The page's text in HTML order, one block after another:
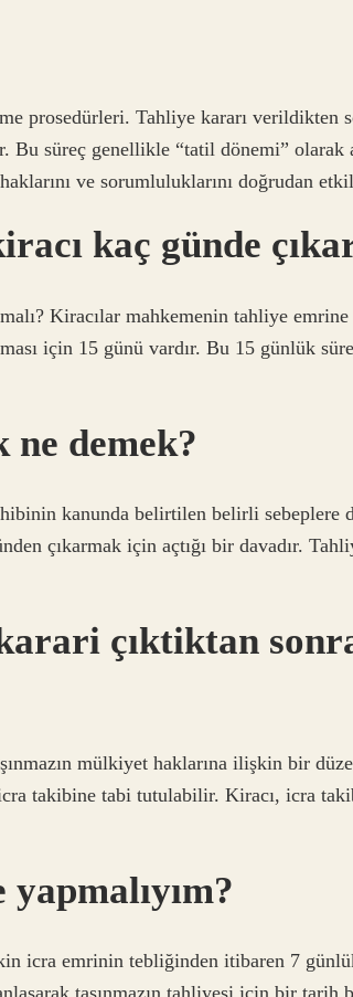
prosedürleri. Tahliye kararı verildikten
süreç genellikle “tatil dönemi” olarak
ve sorumluluklarını doğrudan
kaç günde
Kiracılar mahkemenin tahliye emrine
için 15 günü vardır. Bu 15 günlük
demek?
kanunda belirtilen belirli sebeplere
çıkarmak için açtığı bir davadır.
çıktiktan
mülkiyet haklarına ilişkin bir
takibine tabi tutulabilir. Kiracı, icra
icra emrinin tebliğinden itibaren 7
taşınmazın tahliyesi için bir tarih